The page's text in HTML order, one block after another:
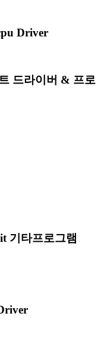
Driver
드라이버 & 프로
기타프로그램